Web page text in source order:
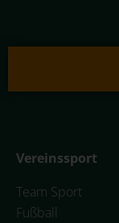
Vereinssport
Team Sport
Fußball